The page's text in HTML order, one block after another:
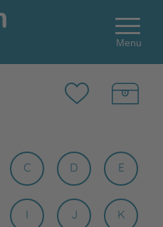
Menu
C D E
I J K